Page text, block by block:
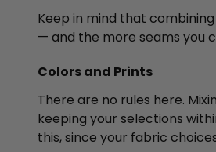
Keep in mind that
— and the more seams you
Colors and Prints
There are no rules here.
keeping your selections
this, since your fabric